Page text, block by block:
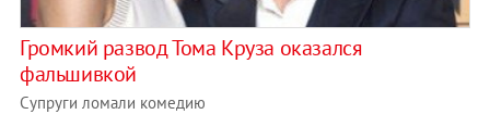
Громкий развод Тома Круза оказался
фальшивкой
Супруги ломали комедию